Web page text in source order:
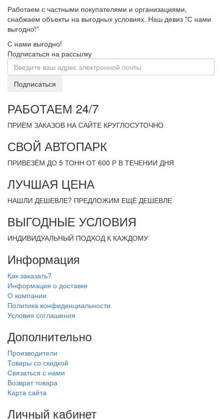
Работаем с частными покупателями и организациями,
снабжаем объекты на выгодных условиях. Наш девиз "С нами
выгодно!"
С нами выгодно!
Подписаться на рассылку
Подписаться
РАБОТАЕМ 24/7
ПРИЁМ ЗАКАЗОВ НА САЙТЕ КРУГЛОСУТОЧНО
СВОЙ АВТОПАРК
ПРИВЕЗЁМ ДО 5 ТОНН ОТ 600 Р В ТЕЧЕНИИ ДНЯ
ЛУЧШАЯ ЦЕНА
НАШЛИ ДЕШЕВЛЕ? ПРЕДЛОЖИМ ЕЩЁ ДЕШЕВЛЕ
ВЫГОДНЫЕ УСЛОВИЯ
ИНДИВИДУАЛЬНЫЙ ПОДХОД К КАЖДОМУ
Информация
Как заказать?
Информация о доставке
О компании
Политика конфиденциальности
Условия соглашения
Дополнительно
Производители
Товары со скидкой
Связаться с нами
Возврат товара
Карта сайта
Личный кабинет